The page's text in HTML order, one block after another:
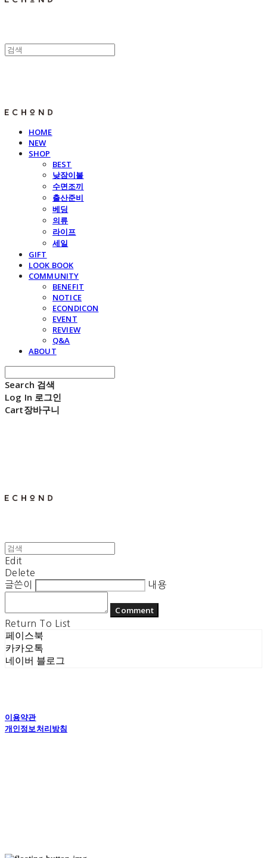
HOME
NEW
SHOP
BEST
낮잠이불
수면조끼
출산준비
베딩
의류
라이프
세일
GIFT
LOOK BOOK
COMMUNITY
BENEFIT
NOTICE
ECONDICON
EVENT
REVIEW
Q&A
ABOUT
Search 검색
Log In 로그인
Cart장바구니
Edit
Delete
글쓴이
내용
Comment
Return To List
페이스북
카카오톡
네이버 블로그
이용약관
개인정보처리방침